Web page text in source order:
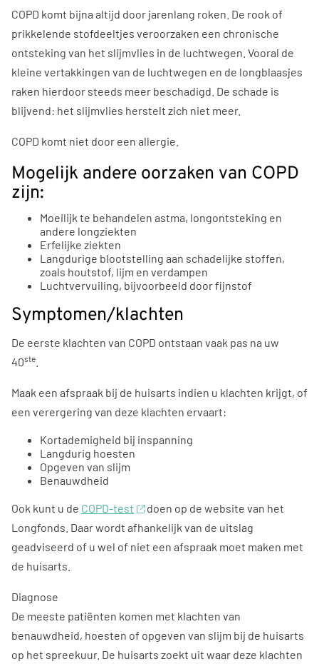
COPD komt bijna altijd door jarenlang roken. De rook of
prikkelende stofdeeltjes veroorzaken een chronische
ontsteking van het slijmvlies in de luchtwegen. Vooral de
kleine vertakkingen van de luchtwegen en de longblaasjes
raken hierdoor steeds meer beschadigd. De schade is
blijvend: het slijmvlies herstelt zich niet meer.
COPD komt niet door een allergie.
Mogelijk andere oorzaken van COPD
zijn:
Moeilijk te behandelen astma, longontsteking en
andere longziekten
Erfelijke ziekten
Langdurige blootstelling aan schadelijke stoffen,
zoals houtstof, lijm en verdampen
Luchtvervuiling, bijvoorbeeld door fijnstof
Symptomen/klachten
De eerste klachten van COPD ontstaan vaak pas na uw
40ste
Maak een afspraak bij de huisarts indien u klachten krijgt, of
een verergering van deze klachten ervaart:
Kortademigheid bij inspanning
Langdurig hoesten
Opgeven van slijm
Benauwdheid
Ook kunt u de COPD-test
doen op de website van het
Longfonds. Daar wordt afhankelijk van de uitslag
geadviseerd of u wel of niet een afspraak moet maken met
de huisarts.
Diagnose
De meeste patiënten komen met klachten van
benauwdheid, hoesten of opgeven van slijm bij de huisarts
op het spreekuur. De huisarts zoekt uit waar deze klachten